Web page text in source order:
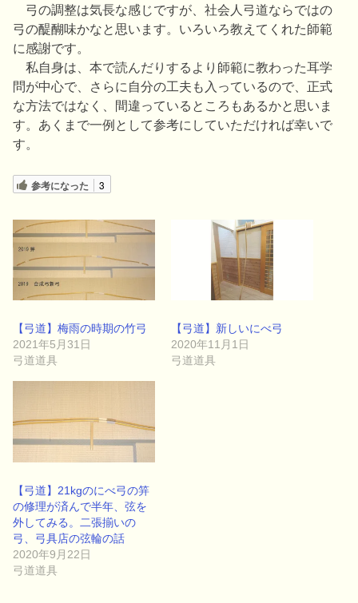
弓の調整は気長な感じですが、社会人弓道ならではの
弓の醍醐味かなと思います。いろいろ教えてくれた師範
に感謝です。
私自身は、本で読んだりするより師範に教わった耳学
問が中心で、さらに自分の工夫も入っているので、正式
な方法ではなく、間違っているところもあるかと思いま
す。あくまで一例として参考にしていただければ幸いで
す。
参考になった 3
【弓道】梅雨の時期の竹弓
2021年5月31日
弓道道具
【弓道】新しいにべ弓
2020年11月1日
弓道道具
【弓道】21kgのにべ弓の笄
の修理が済んで半年、弦を
外してみる。二張揃いの
弓、弓具店の弦輪の話
2020年9月22日
弓道道具